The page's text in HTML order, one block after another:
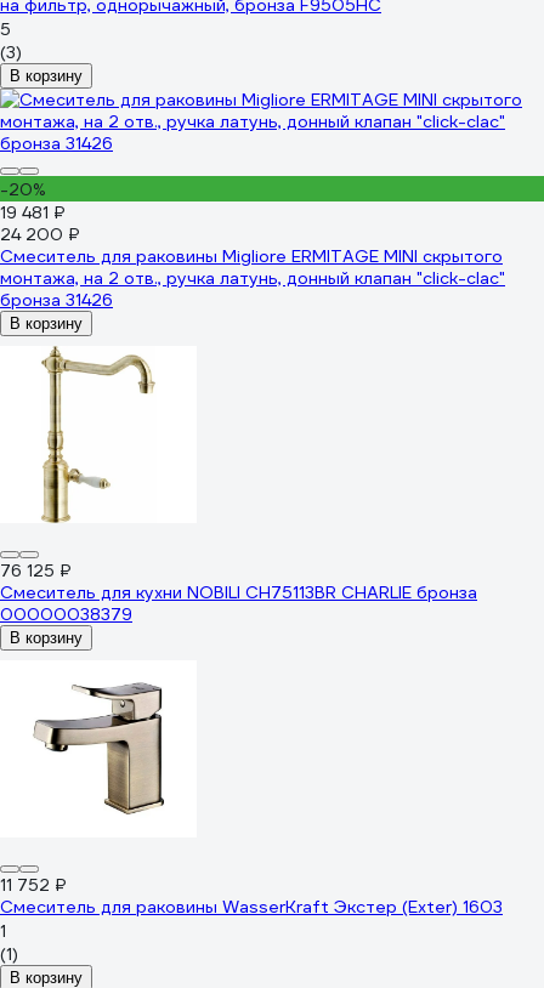
на фильтр, однорычажный, бронза F9505HC
5
(3)
В корзину
-20%
19 481 ₽
24 200 ₽
Смеситель для раковины Migliore ERMITAGE MINI скрытого
монтажа, на 2 отв., ручка латунь, донный клапан "click-clac"
бронза 31426
В корзину
76 125 ₽
Смеситель для кухни NOBILI CH75113BR CHARLIE бронза
00000038379
В корзину
11 752 ₽
Смеситель для раковины WasserKraft Экстер (Exter) 1603
1
(1)
В корзину